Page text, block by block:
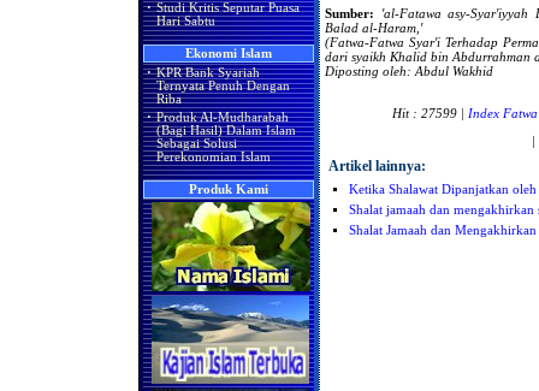
· Studi Kritis Seputar Puasa
Hari Sabtu
Ekonomi Islam
· KPR Bank Syariah
Ternyata Penuh Dengan
Riba
· Produk Al-Mudharabah
(Bagi Hasil) Dalam Islam
Sebagai Solusi
Perekonomian Islam
Produk Kami
Sumber:
'al-Fatawa asy-
Balad al-Haram,'
(Fatwa-Fatwa Syar'i Terhadap
dari syaikh Khalid bin Abdurrahman
Diposting oleh: Abdul Wakhid
Hit : 27599 | Index Fatwa
|
Artikel lainnya:
Ketika Shalawat Dipanjatkan
Shalat jamaah dan mengakhirkan
Shalat Jamaah dan Mengakhirkan